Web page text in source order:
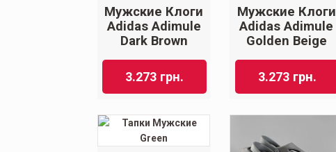
Мужские Клоги
Adidas Adimule
Dark Brown
3.273 грн.
Мужские Клоги
Adidas Adimule
Golden Beige
3.273 грн.